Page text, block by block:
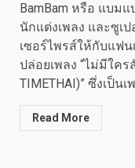
BamBam หรือ แบม
นักแต่งเพลง และซูเ
เซอร์ไพรส์ให้กับแฟ
ปล่อยเพลง “ไม่มีใคร
TIMETHAI)” ซึ่งเป็นเ
Read More